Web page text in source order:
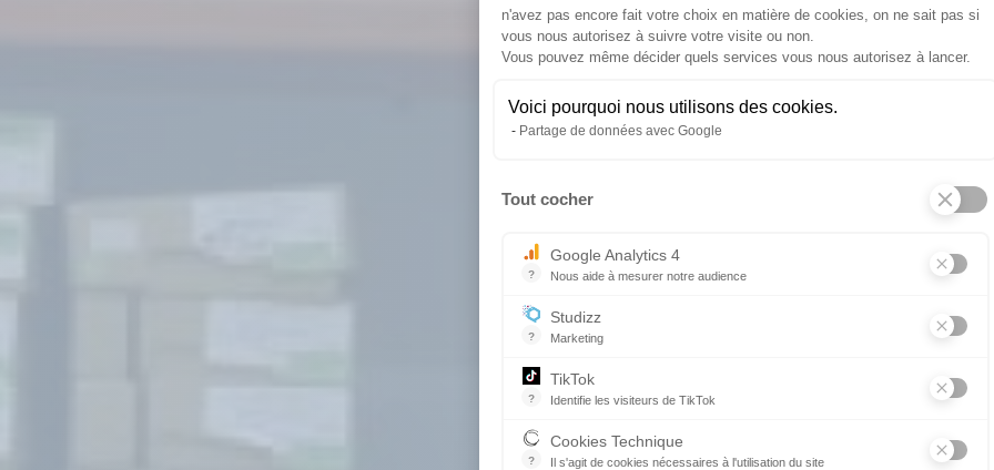
n'avez pas encore fait votre choix en matière de cookies, on ne sait pas si
vous nous autorisez à suivre votre visite ou non.
Vous pouvez même décider quels services vous nous autorisez à lancer.
Voici pourquoi nous utilisons des cookies.
Partage de données avec Google
Tout cocher
?
Google Analytics 4
Nous aide à mesurer notre audience
?
Studizz
Marketing
?
TikTok
Identifie les visiteurs de TikTok
?
Cookies Technique
Il s'agit de cookies nécessaires à l'utilisation du site